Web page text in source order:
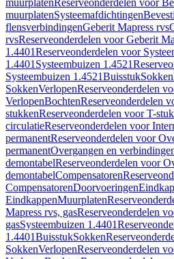
muurplatenReserveonderdelen voor
muurplatenSysteemafdichtingen
flensverbindingenGeberit Mapress rvs
rvsReserveonderdelen voor Geberit
1.4401Reserveonderdelen voor
1.4401 Systeembuizen 1.4521
Systeembuizen 1.4521BuisstukSokken
SokkenVerlopenReserveonderdelen
VerlopenBochtenReserveonderdelen
stukkenReserveonderdelen voor T-
circulatieReserveonderdelen voor
permanentReserveonderdelen voor
permanentOvergangen en
demontabelReserveonderdelen voor
demontabelCompensatoren
CompensatorenDoorvoeringen
EindkappenMuurplaten
Mapress rvs, gasReserveonderdelen
gasSysteembuizen 1.4401
1.4401BuisstukSokken
SokkenVerlopenReserveonderdelen